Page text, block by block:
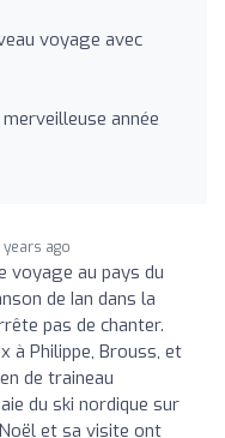
voyage avec
année
years ago
voyage au pays du
de Ian dans la
pas de chanter.
à Philippe, Brouss, et
de traineau
du ski nordique sur
et sa visite ont